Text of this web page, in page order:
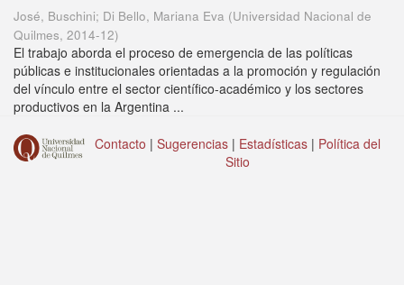
José, Buschini; Di Bello, Mariana Eva (Universidad Nacional de
Quilmes, 2014-12)
El trabajo aborda el proceso de emergencia de las políticas
públicas e institucionales orientadas a la promoción y regulación
del vínculo entre el sector científico-académico y los sectores
productivos en la Argentina ...
Contacto | Sugerencias | Estadísticas | Política del
Sitio